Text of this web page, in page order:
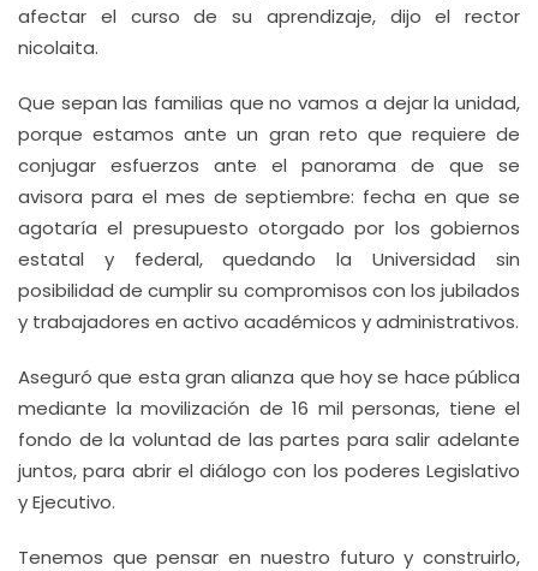
afectar el curso de su aprendizaje, dijo el rector
nicolaita.
Que sepan las familias que no vamos a dejar la unidad,
porque estamos ante un gran reto que requiere de
conjugar esfuerzos ante el panorama de que se
avisora para el mes de septiembre: fecha en que se
agotaría el presupuesto otorgado por los gobiernos
estatal y federal, quedando la Universidad sin
posibilidad de cumplir su compromisos con los jubilados
y trabajadores en activo académicos y administrativos.
Aseguró que esta gran alianza que hoy se hace pública
mediante la movilización de 16 mil personas, tiene el
fondo de la voluntad de las partes para salir adelante
juntos, para abrir el diálogo con los poderes Legislativo
y Ejecutivo.
Tenemos que pensar en nuestro futuro y construirlo,